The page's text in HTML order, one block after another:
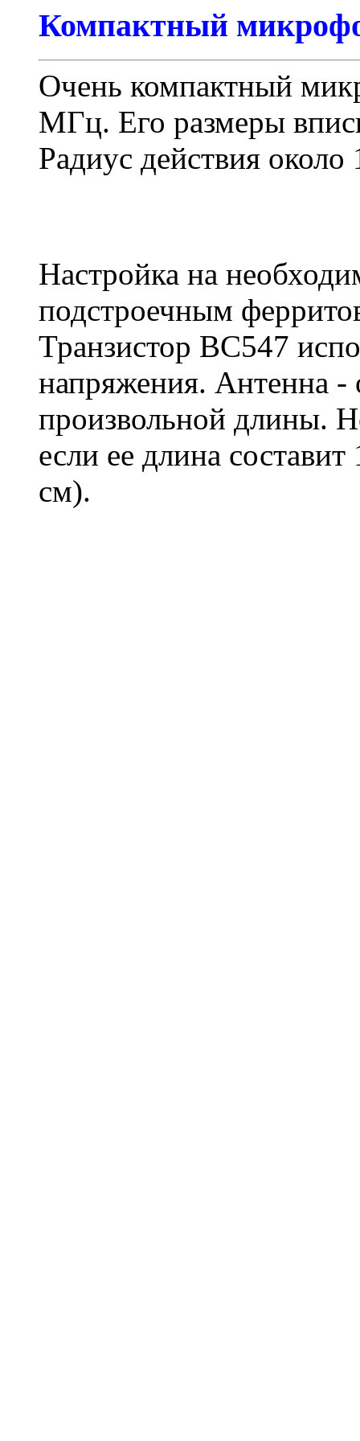
Компактный
Очень компактный
МГц. Его размеры
Радиус действия около
Настройка на
подстроечным
Транзистор BC547
напряжения. Антенна -
произвольной длины.
если ее длина
см).